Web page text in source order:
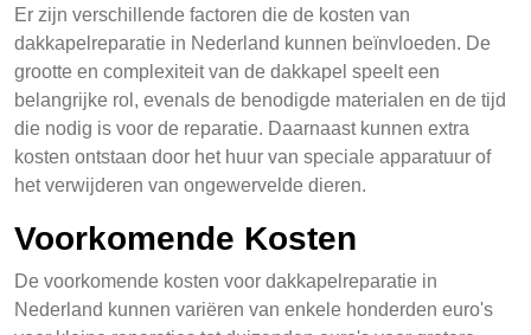
Er zijn verschillende factoren die de kosten van
dakkapelreparatie in Nederland kunnen beïnvloeden. De
grootte en complexiteit van de dakkapel speelt een
belangrijke rol, evenals de benodigde materialen en de tijd
die nodig is voor de reparatie. Daarnaast kunnen extra
kosten ontstaan door het huur van speciale apparatuur of
het verwijderen van ongewervelde dieren.
Voorkomende Kosten
De voorkomende kosten voor dakkapelreparatie in
Nederland kunnen variëren van enkele honderden euro's